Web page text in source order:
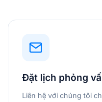
Đặt lịch phỏng
Liên hệ với chúng tôi